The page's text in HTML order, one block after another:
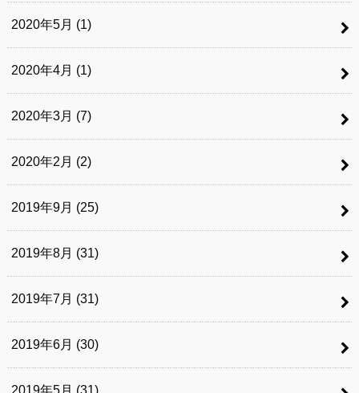
2020年5月 (1)
2020年4月 (1)
2020年3月 (7)
2020年2月 (2)
2019年9月 (25)
2019年8月 (31)
2019年7月 (31)
2019年6月 (30)